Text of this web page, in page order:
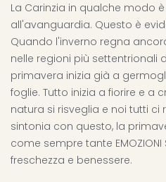
La Carinzia in qualche modo
all'avanguardia. Questo è
Quando l'inverno regna
nelle regioni più settentrionali
primavera inizia già a
foglie. Tutto inizia a fiorire e a
natura si risveglia e noi tutti ci
sintonia con questo, la
come sempre tante EMOZIONI
freschezza e benessere.